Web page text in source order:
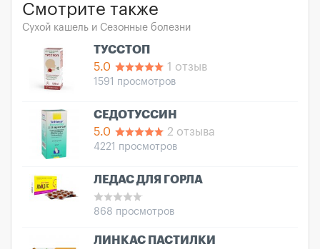
Смотрите также
Сухой кашель и Сезонные болезни
ТУССТОП
5.0
1 отзыв
1591 просмотров
СЕДОТУССИН
5.0
2 отзыва
4221 просмотров
ЛЕДАС ДЛЯ ГОРЛА
868 просмотров
ЛИНКАС ПАСТИЛКИ